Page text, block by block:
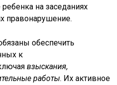
на заседаниях
правонарушение.
обеспечить
к
взыскания,
работы. Их активное